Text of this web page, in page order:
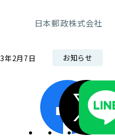
日本郵政株式会社
年2月7日 お知らせ